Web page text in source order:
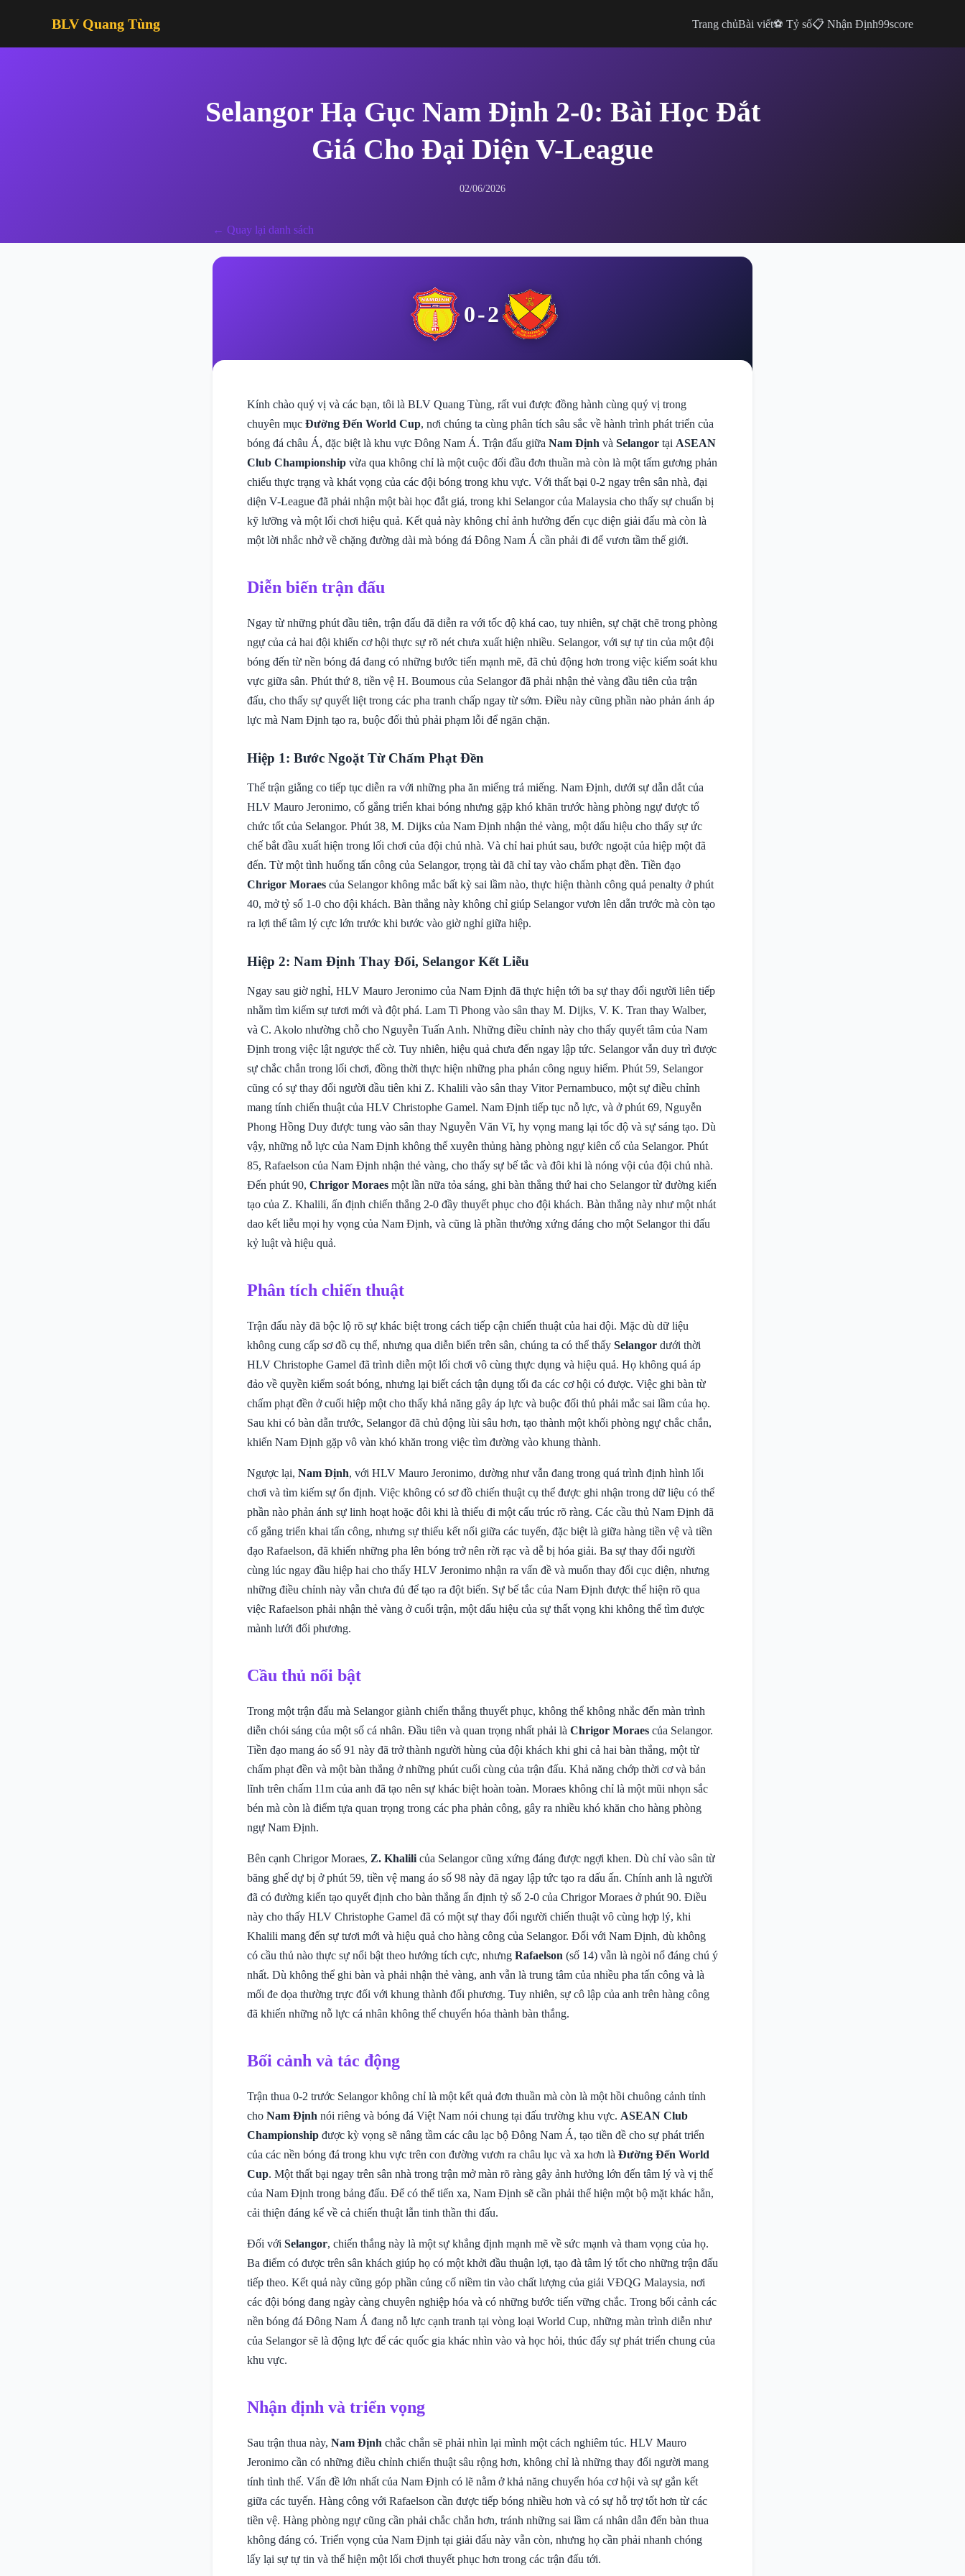
BLV Quang Tùng Trang chủBài viết⚽ Tỷ số📋 Nhận Định99score
Selangor Hạ Gục Nam Định 2-0: Bài Học Đắt
Giá Cho Đại Diện V-League
02/06/2026
← Quay lại danh sách
0-2
Kính chào quý vị và các bạn, tôi là BLV Quang Tùng, rất vui được đồng hành cùng quý vị trong
chuyên mục Đường Đến World Cup, nơi chúng ta cùng phân tích sâu sắc về hành trình phát triển của
bóng đá châu Á, đặc biệt là khu vực Đông Nam Á. Trận đấu giữa Nam Định và Selangor tại ASEAN
Club Championship vừa qua không chỉ là một cuộc đối đầu đơn thuần mà còn là một tấm gương phản
chiếu thực trạng và khát vọng của các đội bóng trong khu vực. Với thất bại 0-2 ngay trên sân nhà, đại
diện V-League đã phải nhận một bài học đắt giá, trong khi Selangor của Malaysia cho thấy sự chuẩn bị
kỹ lưỡng và một lối chơi hiệu quả. Kết quả này không chỉ ảnh hưởng đến cục diện giải đấu mà còn là
một lời nhắc nhở về chặng đường dài mà bóng đá Đông Nam Á cần phải đi để vươn tầm thế giới.
Diễn biến trận đấu
Ngay từ những phút đầu tiên, trận đấu đã diễn ra với tốc độ khá cao, tuy nhiên, sự chặt chẽ trong phòng
ngự của cả hai đội khiến cơ hội thực sự rõ nét chưa xuất hiện nhiều. Selangor, với sự tự tin của một đội
bóng đến từ nền bóng đá đang có những bước tiến mạnh mẽ, đã chủ động hơn trong việc kiểm soát khu
vực giữa sân. Phút thứ 8, tiền vệ H. Boumous của Selangor đã phải nhận thẻ vàng đầu tiên của trận
đấu, cho thấy sự quyết liệt trong các pha tranh chấp ngay từ sớm. Điều này cũng phần nào phản ánh áp
lực mà Nam Định tạo ra, buộc đối thủ phải phạm lỗi để ngăn chặn.
Hiệp 1: Bước Ngoặt Từ Chấm Phạt Đền
Thế trận giằng co tiếp tục diễn ra với những pha ăn miếng trả miếng. Nam Định, dưới sự dẫn dắt của
HLV Mauro Jeronimo, cố gắng triển khai bóng nhưng gặp khó khăn trước hàng phòng ngự được tổ
chức tốt của Selangor. Phút 38, M. Dijks của Nam Định nhận thẻ vàng, một dấu hiệu cho thấy sự ức
chế bắt đầu xuất hiện trong lối chơi của đội chủ nhà. Và chỉ hai phút sau, bước ngoặt của hiệp một đã
đến. Từ một tình huống tấn công của Selangor, trọng tài đã chỉ tay vào chấm phạt đền. Tiền đạo
Chrigor Moraes của Selangor không mắc bất kỳ sai lầm nào, thực hiện thành công quả penalty ở phút
40, mở tỷ số 1-0 cho đội khách. Bàn thắng này không chỉ giúp Selangor vươn lên dẫn trước mà còn tạo
ra lợi thế tâm lý cực lớn trước khi bước vào giờ nghỉ giữa hiệp.
Hiệp 2: Nam Định Thay Đổi, Selangor Kết Liễu
Ngay sau giờ nghỉ, HLV Mauro Jeronimo của Nam Định đã thực hiện tới ba sự thay đổi người liên tiếp
nhằm tìm kiếm sự tươi mới và đột phá. Lam Ti Phong vào sân thay M. Dijks, V. K. Tran thay Walber,
và C. Akolo nhường chỗ cho Nguyễn Tuấn Anh. Những điều chỉnh này cho thấy quyết tâm của Nam
Định trong việc lật ngược thế cờ. Tuy nhiên, hiệu quả chưa đến ngay lập tức. Selangor vẫn duy trì được
sự chắc chắn trong lối chơi, đồng thời thực hiện những pha phản công nguy hiểm. Phút 59, Selangor
cũng có sự thay đổi người đầu tiên khi Z. Khalili vào sân thay Vitor Pernambuco, một sự điều chỉnh
mang tính chiến thuật của HLV Christophe Gamel. Nam Định tiếp tục nỗ lực, và ở phút 69, Nguyễn
Phong Hồng Duy được tung vào sân thay Nguyễn Văn Vĩ, hy vọng mang lại tốc độ và sự sáng tạo. Dù
vậy, những nỗ lực của Nam Định không thể xuyên thủng hàng phòng ngự kiên cố của Selangor. Phút
85, Rafaelson của Nam Định nhận thẻ vàng, cho thấy sự bế tắc và đôi khi là nóng vội của đội chủ nhà.
Đến phút 90, Chrigor Moraes một lần nữa tỏa sáng, ghi bàn thắng thứ hai cho Selangor từ đường kiến
tạo của Z. Khalili, ấn định chiến thắng 2-0 đầy thuyết phục cho đội khách. Bàn thắng này như một nhát
dao kết liễu mọi hy vọng của Nam Định, và cũng là phần thưởng xứng đáng cho một Selangor thi đấu
kỷ luật và hiệu quả.
Phân tích chiến thuật
Trận đấu này đã bộc lộ rõ sự khác biệt trong cách tiếp cận chiến thuật của hai đội. Mặc dù dữ liệu
không cung cấp sơ đồ cụ thể, nhưng qua diễn biến trên sân, chúng ta có thể thấy Selangor dưới thời
HLV Christophe Gamel đã trình diễn một lối chơi vô cùng thực dụng và hiệu quả. Họ không quá áp
đảo về quyền kiểm soát bóng, nhưng lại biết cách tận dụng tối đa các cơ hội có được. Việc ghi bàn từ
chấm phạt đền ở cuối hiệp một cho thấy khả năng gây áp lực và buộc đối thủ phải mắc sai lầm của họ.
Sau khi có bàn dẫn trước, Selangor đã chủ động lùi sâu hơn, tạo thành một khối phòng ngự chắc chắn,
khiến Nam Định gặp vô vàn khó khăn trong việc tìm đường vào khung thành.
Ngược lại, Nam Định, với HLV Mauro Jeronimo, dường như vẫn đang trong quá trình định hình lối
chơi và tìm kiếm sự ổn định. Việc không có sơ đồ chiến thuật cụ thể được ghi nhận trong dữ liệu có thể
phần nào phản ánh sự linh hoạt hoặc đôi khi là thiếu đi một cấu trúc rõ ràng. Các cầu thủ Nam Định đã
cố gắng triển khai tấn công, nhưng sự thiếu kết nối giữa các tuyến, đặc biệt là giữa hàng tiền vệ và tiền
đạo Rafaelson, đã khiến những pha lên bóng trở nên rời rạc và dễ bị hóa giải. Ba sự thay đổi người
cùng lúc ngay đầu hiệp hai cho thấy HLV Jeronimo nhận ra vấn đề và muốn thay đổi cục diện, nhưng
những điều chỉnh này vẫn chưa đủ để tạo ra đột biến. Sự bế tắc của Nam Định được thể hiện rõ qua
việc Rafaelson phải nhận thẻ vàng ở cuối trận, một dấu hiệu của sự thất vọng khi không thể tìm được
mành lưới đối phương.
Cầu thủ nổi bật
Trong một trận đấu mà Selangor giành chiến thắng thuyết phục, không thể không nhắc đến màn trình
diễn chói sáng của một số cá nhân. Đầu tiên và quan trọng nhất phải là Chrigor Moraes của Selangor.
Tiền đạo mang áo số 91 này đã trở thành người hùng của đội khách khi ghi cả hai bàn thắng, một từ
chấm phạt đền và một bàn thắng ở những phút cuối cùng của trận đấu. Khả năng chớp thời cơ và bản
lĩnh trên chấm 11m của anh đã tạo nên sự khác biệt hoàn toàn. Moraes không chỉ là một mũi nhọn sắc
bén mà còn là điểm tựa quan trọng trong các pha phản công, gây ra nhiều khó khăn cho hàng phòng
ngự Nam Định.
Bên cạnh Chrigor Moraes, Z. Khalili của Selangor cũng xứng đáng được ngợi khen. Dù chỉ vào sân từ
băng ghế dự bị ở phút 59, tiền vệ mang áo số 98 này đã ngay lập tức tạo ra dấu ấn. Chính anh là người
đã có đường kiến tạo quyết định cho bàn thắng ấn định tỷ số 2-0 của Chrigor Moraes ở phút 90. Điều
này cho thấy HLV Christophe Gamel đã có một sự thay đổi người chiến thuật vô cùng hợp lý, khi
Khalili mang đến sự tươi mới và hiệu quả cho hàng công của Selangor. Đối với Nam Định, dù không
có cầu thủ nào thực sự nổi bật theo hướng tích cực, nhưng Rafaelson (số 14) vẫn là ngòi nổ đáng chú ý
nhất. Dù không thể ghi bàn và phải nhận thẻ vàng, anh vẫn là trung tâm của nhiều pha tấn công và là
mối đe dọa thường trực đối với khung thành đối phương. Tuy nhiên, sự cô lập của anh trên hàng công
đã khiến những nỗ lực cá nhân không thể chuyển hóa thành bàn thắng.
Bối cảnh và tác động
Trận thua 0-2 trước Selangor không chỉ là một kết quả đơn thuần mà còn là một hồi chuông cảnh tỉnh
cho Nam Định nói riêng và bóng đá Việt Nam nói chung tại đấu trường khu vực. ASEAN Club
Championship được kỳ vọng sẽ nâng tầm các câu lạc bộ Đông Nam Á, tạo tiền đề cho sự phát triển
của các nền bóng đá trong khu vực trên con đường vươn ra châu lục và xa hơn là Đường Đến World
Cup. Một thất bại ngay trên sân nhà trong trận mở màn rõ ràng gây ảnh hưởng lớn đến tâm lý và vị thế
của Nam Định trong bảng đấu. Để có thể tiến xa, Nam Định sẽ cần phải thể hiện một bộ mặt khác hẳn,
cải thiện đáng kể về cả chiến thuật lẫn tinh thần thi đấu.
Đối với Selangor, chiến thắng này là một sự khẳng định mạnh mẽ về sức mạnh và tham vọng của họ.
Ba điểm có được trên sân khách giúp họ có một khởi đầu thuận lợi, tạo đà tâm lý tốt cho những trận đấu
tiếp theo. Kết quả này cũng góp phần củng cố niềm tin vào chất lượng của giải VĐQG Malaysia, nơi
các đội bóng đang ngày càng chuyên nghiệp hóa và có những bước tiến vững chắc. Trong bối cảnh các
nền bóng đá Đông Nam Á đang nỗ lực cạnh tranh tại vòng loại World Cup, những màn trình diễn như
của Selangor sẽ là động lực để các quốc gia khác nhìn vào và học hỏi, thúc đẩy sự phát triển chung của
khu vực.
Nhận định và triển vọng
Sau trận thua này, Nam Định chắc chắn sẽ phải nhìn lại mình một cách nghiêm túc. HLV Mauro
Jeronimo cần có những điều chỉnh chiến thuật sâu rộng hơn, không chỉ là những thay đổi người mang
tính tình thế. Vấn đề lớn nhất của Nam Định có lẽ nằm ở khả năng chuyển hóa cơ hội và sự gắn kết
giữa các tuyến. Hàng công với Rafaelson cần được tiếp bóng nhiều hơn và có sự hỗ trợ tốt hơn từ các
tiền vệ. Hàng phòng ngự cũng cần phải chắc chắn hơn, tránh những sai lầm cá nhân dẫn đến bàn thua
không đáng có. Triển vọng của Nam Định tại giải đấu này vẫn còn, nhưng họ cần phải nhanh chóng
lấy lại sự tự tin và thể hiện một lối chơi thuyết phục hơn trong các trận đấu tới.